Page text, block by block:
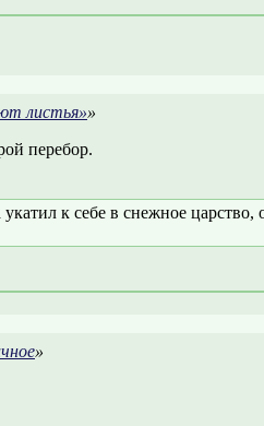
листья»»
перебор.
к себе в снежное царство,
»